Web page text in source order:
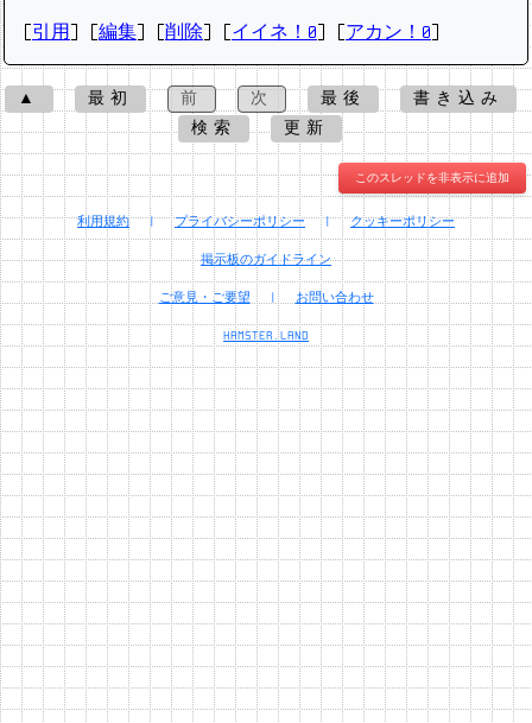
引用 編集 削除 イイネ！0 アカン！0
▲ 最初 前 次 最後
書き込み
検索
更新
このスレッドを非表示に追加
利用規約 | プライバシーポリシー | クッキーポリシー
掲示板のガイドライン
ご意見・ご要望 | お問い合わせ
HAMSTER.LAND